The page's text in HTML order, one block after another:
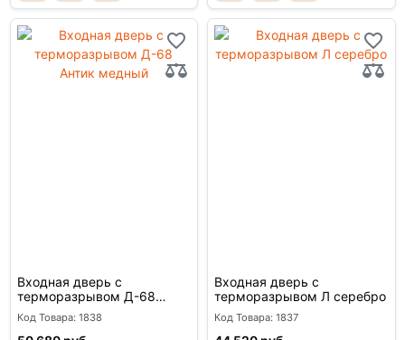
Входная дверь с
терморазрывом Д-68
Антик медный
Код Товара: 1838
Входная дверь с
терморазрывом Л серебро
Код Товара: 1837